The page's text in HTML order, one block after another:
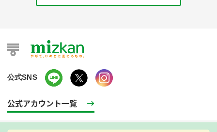
公式SNS
公式アカウント一覧